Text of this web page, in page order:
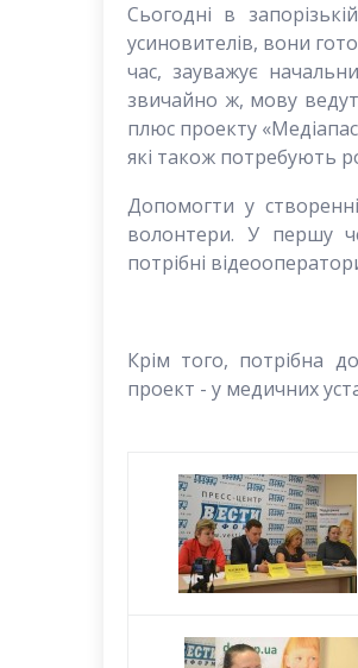
Сьогодні в
усиновителів, вони
час, зауважує
звичайно ж, мову
плюс проекту
які також потребують
Допомогти у
волонтери. У першу
потрібні
Крім того, потрібна
проект - у медичних